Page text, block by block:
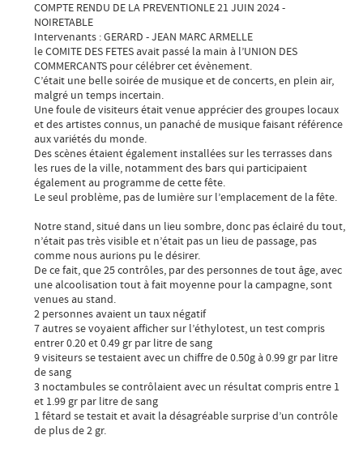
COMPTE RENDU DE LA PREVENTIONLE 21 JUIN 2024 -
NOIRETABLE
Intervenants : GERARD - JEAN MARC ARMELLE
le COMITE DES FETES avait passé la main à l’UNION DES
COMMERCANTS pour célébrer cet évènement.
C’était une belle soirée de musique et de concerts, en plein air,
malgré un temps incertain.
Une foule de visiteurs était venue apprécier des groupes locaux
et des artistes connus, un panaché de musique faisant référence
aux variétés du monde.
Des scènes étaient également installées sur les terrasses dans
les rues de la ville, notamment des bars qui participaient
également au programme de cette fête.
Le seul problème, pas de lumière sur l’emplacement de la fête.
Notre stand, situé dans un lieu sombre, donc pas éclairé du tout,
n’était pas très visible et n’était pas un lieu de passage, pas
comme nous aurions pu le désirer.
De ce fait, que 25 contrôles, par des personnes de tout âge, avec
une alcoolisation tout à fait moyenne pour la campagne, sont
venues au stand.
2 personnes avaient un taux négatif
7 autres se voyaient afficher sur l’éthylotest, un test compris
entrer 0.20 et 0.49 gr par litre de sang
9 visiteurs se testaient avec un chiffre de 0.50g à 0.99 gr par litre
de sang
3 noctambules se contrôlaient avec un résultat compris entre 1
et 1.99 gr par litre de sang
1 fêtard se testait et avait la désagréable surprise d’un contrôle
de plus de 2 gr.